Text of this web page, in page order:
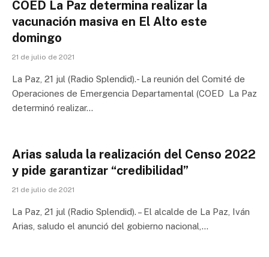
COED La Paz determina realizar la
vacunación masiva en El Alto este
domingo
21 de julio de 2021
La Paz, 21 jul (Radio Splendid).- La reunión del Comité de
Operaciones de Emergencia Departamental (COED La Paz
determinó realizar…
Arias saluda la realización del Censo 2022
y pide garantizar “credibilidad”
21 de julio de 2021
La Paz, 21 jul (Radio Splendid). – El alcalde de La Paz, Iván
Arias, saludo el anunció del gobierno nacional,…